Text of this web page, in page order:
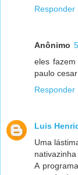
Responder
Anônimo
eles
paulo
Responder
Luis
Uma
A